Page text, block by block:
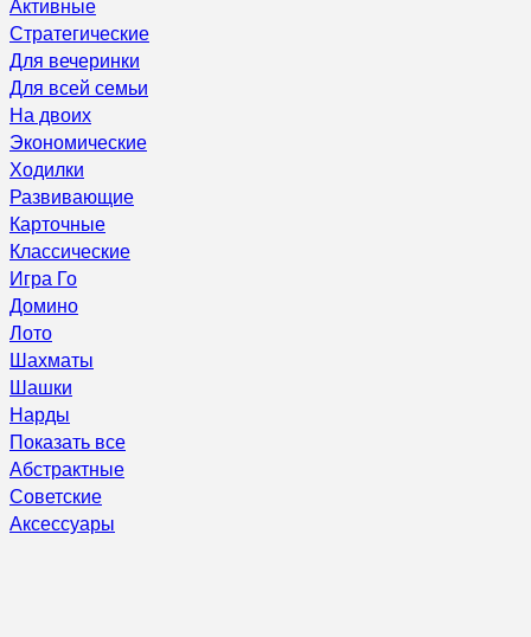
Стратегические
Для вечеринки
Для всей семьи
На двоих
Экономические
Ходилки
Развивающие
Карточные
Классические
Игра Го
Домино
Лото
Шахматы
Шашки
Нарды
Показать все
Абстрактные
Советские
Аксессуары